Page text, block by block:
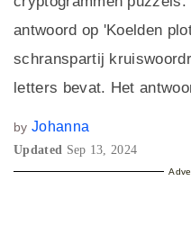
antwoord op 'Koelden
schranspartij
letters bevat. Het
by Johanna
Updated Sep 13, 2024